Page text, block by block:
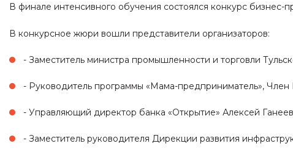
В финале интенсивного обучения состоялся конкурс бизнес-
В конкурсное жюри вошли представители организаторов:
- Заместитель министра промышленности и торговли
- Руководитель программы «Мама-предприниматель»,
- Управляющий директор банка «Открытие» Алексей Ганеев
- Заместитель руководителя Дирекции развития